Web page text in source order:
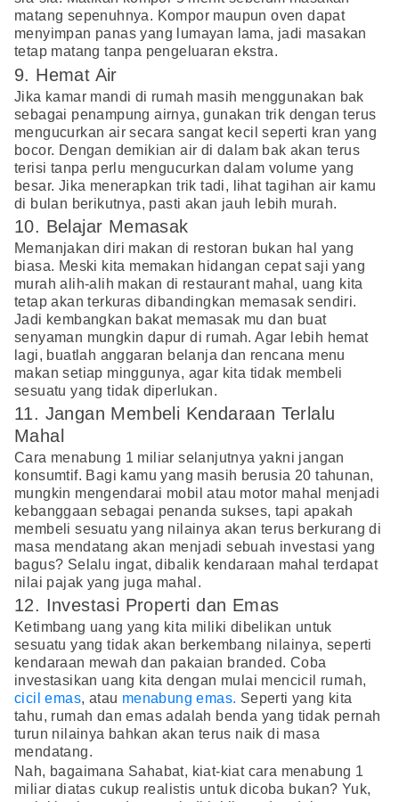
matang sepenuhnya. Kompor maupun oven dapat
menyimpan panas yang lumayan lama, jadi masakan
tetap matang tanpa pengeluaran ekstra.
9. Hemat Air
Jika kamar mandi di rumah masih menggunakan bak
sebagai penampung airnya, gunakan trik dengan terus
mengucurkan air secara sangat kecil seperti kran yang
bocor. Dengan demikian air di dalam bak akan terus
terisi tanpa perlu mengucurkan dalam volume yang
besar. Jika menerapkan trik tadi, lihat tagihan air kamu
di bulan berikutnya, pasti akan jauh lebih murah.
10. Belajar Memasak
Memanjakan diri makan di restoran bukan hal yang
biasa. Meski kita memakan hidangan cepat saji yang
murah alih-alih makan di restaurant mahal, uang kita
tetap akan terkuras dibandingkan memasak sendiri.
Jadi kembangkan bakat memasak mu dan buat
senyaman mungkin dapur di rumah. Agar lebih hemat
lagi, buatlah anggaran belanja dan rencana menu
makan setiap minggunya, agar kita tidak membeli
sesuatu yang tidak diperlukan.
11. Jangan Membeli Kendaraan Terlalu
Mahal
Cara menabung 1 miliar selanjutnya yakni jangan
konsumtif. Bagi kamu yang masih berusia 20 tahunan,
mungkin mengendarai mobil atau motor mahal menjadi
kebanggaan sebagai penanda sukses, tapi apakah
membeli sesuatu yang nilainya akan terus berkurang di
masa mendatang akan menjadi sebuah investasi yang
bagus? Selalu ingat, dibalik kendaraan mahal terdapat
nilai pajak yang juga mahal.
12. Investasi Properti dan Emas
Ketimbang uang yang kita miliki dibelikan untuk
sesuatu yang tidak akan berkembang nilainya, seperti
kendaraan mewah dan pakaian branded. Coba
investasikan uang kita dengan mulai mencicil rumah,
cicil emas, atau menabung emas. Seperti yang kita
tahu, rumah dan emas adalah benda yang tidak pernah
turun nilainya bahkan akan terus naik di masa
mendatang.
Nah, bagaimana Sahabat, kiat-kiat cara menabung 1
miliar diatas cukup realistis untuk dicoba bukan? Yuk,